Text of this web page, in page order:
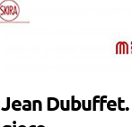
Jean Dubuffet.